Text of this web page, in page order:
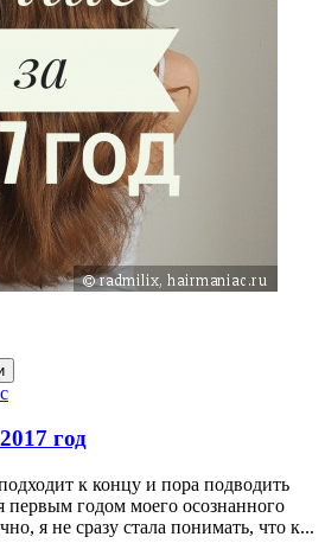
год
к концу и пора подводить
первым годом моего осознанного
я не сразу стала понимать, что к...